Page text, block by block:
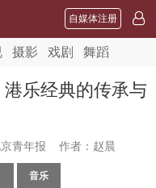
自媒体注册
摄影 戏剧 舞蹈
港乐经典的传承与
京青年报 作者：赵晨
音乐